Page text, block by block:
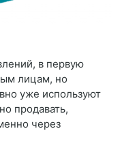
в первую
лицам, но
уже используют
продавать,
через